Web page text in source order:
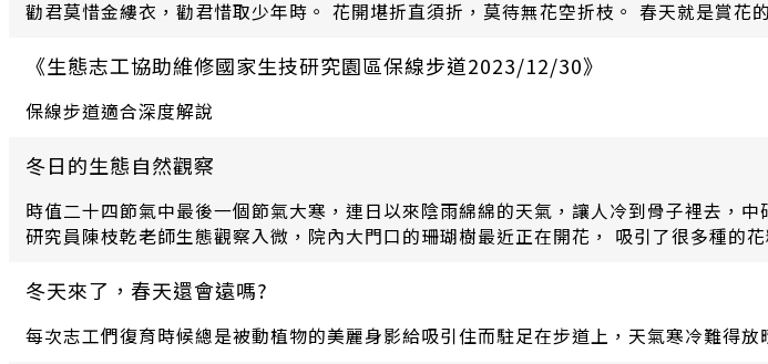
勸君莫惜金縷衣，勸君惜取少年時。 花開堪折直須折，莫待無花空折枝。 春天就是賞花
《生態志工協助維修國家生技研究園區保線步道2023/12/30》
保線步道適合深度解說
冬日的生態自然觀察
時值二十四節氣中最後一個節氣大寒，連日以來陰雨綿綿的天氣，讓人冷到骨子裡去，
研究員陳枝乾老師生態觀察入微，院內大門口的珊瑚樹最近正在開花， 吸引了很多種的
冬天來了，春天還會遠嗎?
每次志工們復育時候總是被動植物的美麗身影給吸引住而駐足在步道上，天氣寒冷難得